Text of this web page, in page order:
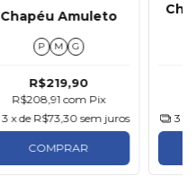
Chapéu Amuleto
P M G
R$219,90
R$208,91com Pix
3 x de R$73,30 sem juros
COMPRAR
3